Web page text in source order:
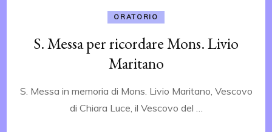
ORATORIO
S. Messa per ricordare Mons. Livio
Maritano
S. Messa in memoria di Mons. Livio Maritano, Vescovo
di Chiara Luce, il Vescovo del …